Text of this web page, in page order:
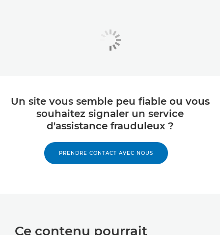
Un site vous semble peu fiable ou vous
souhaitez signaler un service
d'assistance frauduleux ?
PRENDRE CONTACT AVEC NOUS
Ce contenu pourrait